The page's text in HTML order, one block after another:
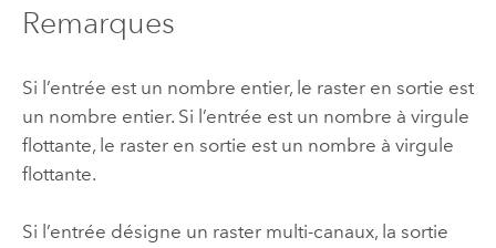
Remarques
Si l’entrée est un nombre entier, le raster en sortie est
un nombre entier. Si l’entrée est un nombre à virgule
flottante, le raster en sortie est un nombre à virgule
flottante.
Si l’entrée désigne un raster multi-canaux, la sortie